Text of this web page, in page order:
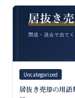
Uncategorized
居抜き売却の用